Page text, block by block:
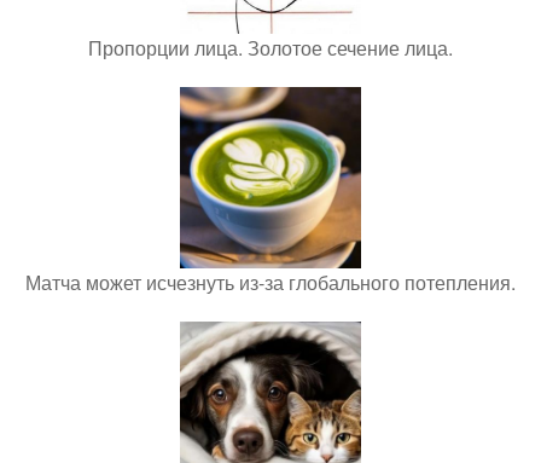
Пропорции лица. Золотое сечение лица.
Матча может исчезнуть из-за глобального потепления.